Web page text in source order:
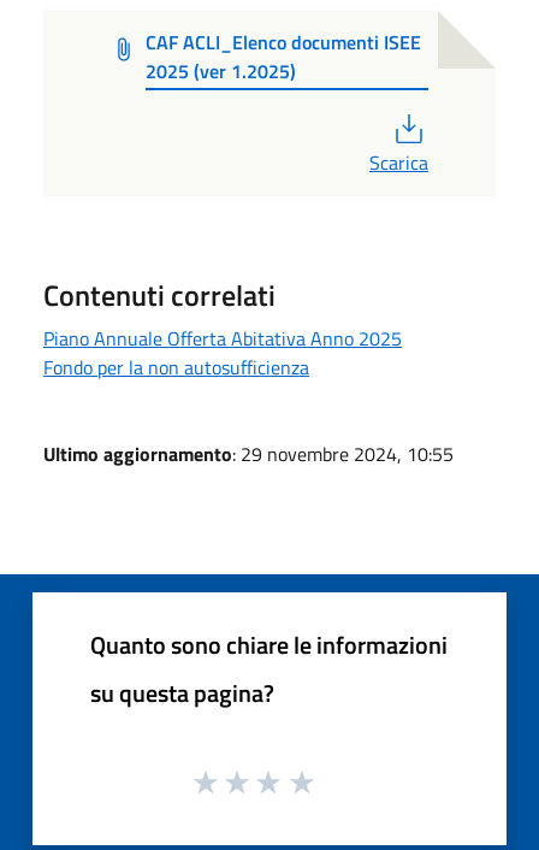
CAF ACLI_Elenco documenti ISEE
2025 (ver 1.2025)
Scarica
Contenuti correlati
Piano Annuale Offerta Abitativa Anno 2025
Fondo per la non autosufficienza
Ultimo aggiornamento: 29 novembre 2024, 10:55
Quanto sono chiare le informazioni
su questa pagina?